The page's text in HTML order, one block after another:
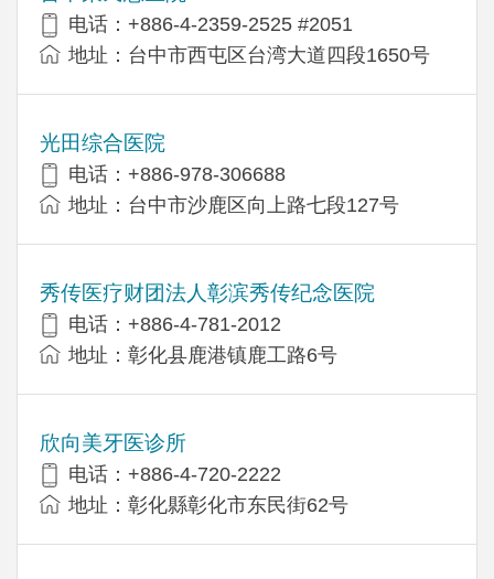
电话：+886-4-2359-2525 #2051
地址：台中市西屯区台湾大道四段1650号
光田综合医院
电话：+886-978-306688
地址：台中市沙鹿区向上路七段127号
秀传医疗财团法人彰滨秀传纪念医院
电话：+886-4-781-2012
地址：彰化县鹿港镇鹿工路6号
欣向美牙医诊所
电话：+886-4-720-2222
地址：彰化縣彰化市东民街62号